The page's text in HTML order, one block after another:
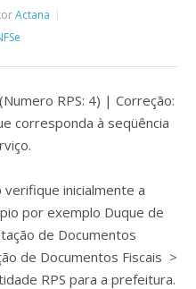
Actana
RPS: 4) | Correção:
corresponda à seqüência
inicialmente a
por exemplo Duque de
de Documentos
de Documentos Fiscais >
RPS para a prefeitura.